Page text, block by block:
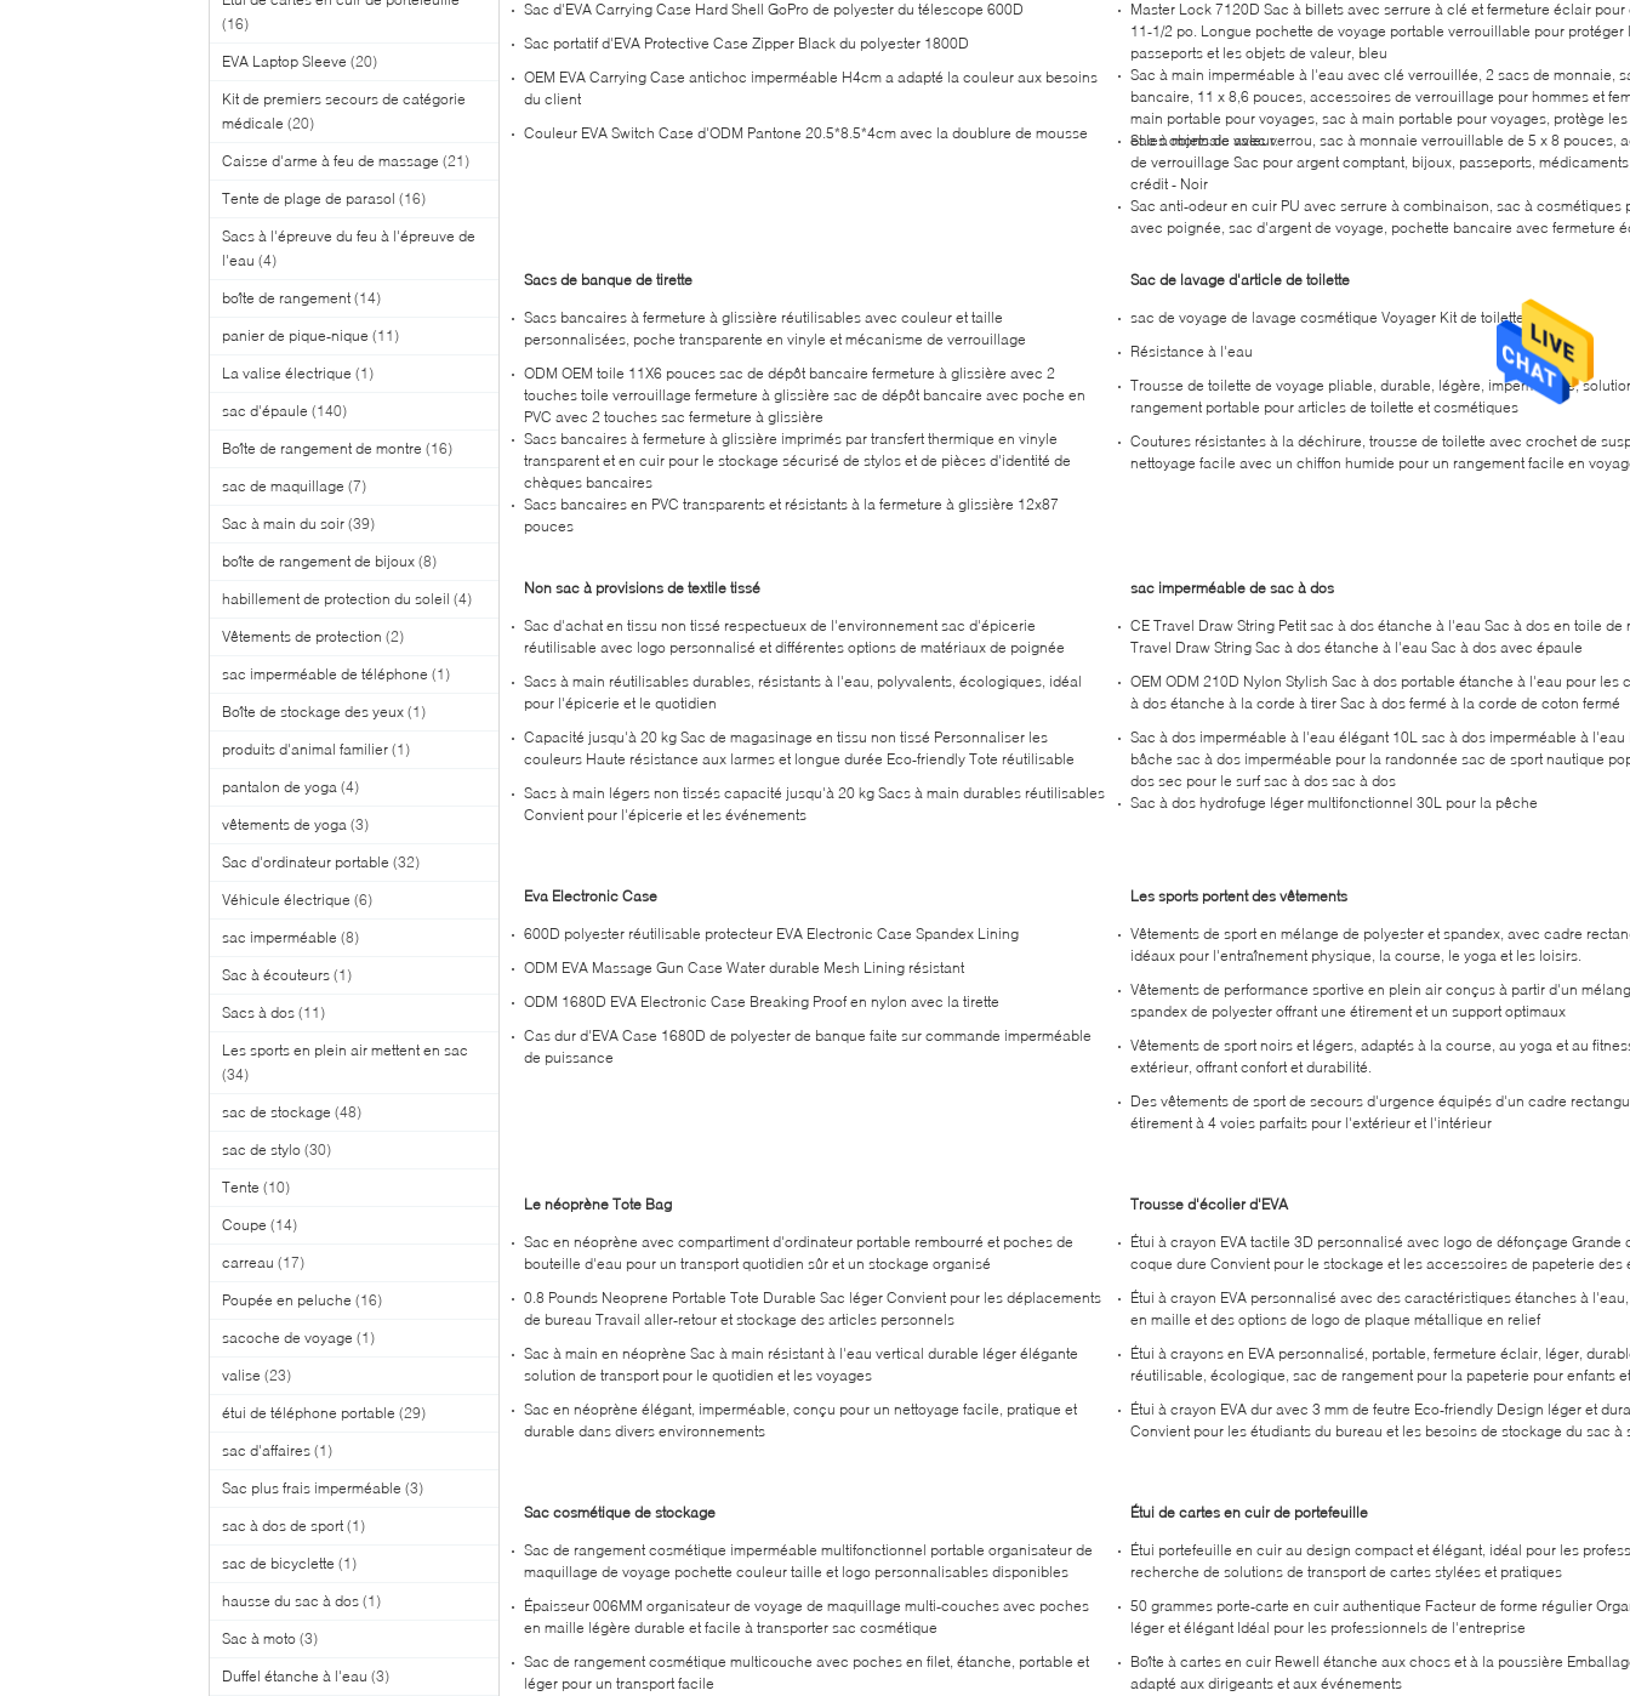
(16)
EVA Laptop Sleeve (20)
Kit de premiers secours de catégorie
médicale (20)
Caisse d'arme à feu de massage (21)
Tente de plage de parasol (16)
Sacs à l'épreuve du feu à l'épreuve de
l'eau (4)
boîte de rangement (14)
panier de pique-nique (11)
La valise électrique (1)
sac d'épaule (140)
Boîte de rangement de montre (16)
sac de maquillage (7)
Sac à main du soir (39)
boîte de rangement de bijoux (8)
habillement de protection du soleil (4)
Vêtements de protection (2)
sac imperméable de téléphone (1)
Boîte de stockage des yeux (1)
produits d'animal familier (1)
pantalon de yoga (4)
vêtements de yoga (3)
Sac d'ordinateur portable (32)
Véhicule électrique (6)
sac imperméable (8)
Sac à écouteurs (1)
Sacs à dos (11)
Les sports en plein air mettent en sac
(34)
sac de stockage (48)
sac de stylo (30)
Tente (10)
Coupe (14)
carreau (17)
Poupée en peluche (16)
sacoche de voyage (1)
valise (23)
étui de téléphone portable (29)
sac d'affaires (1)
Sac plus frais imperméable (3)
sac à dos de sport (1)
sac de bicyclette (1)
hausse du sac à dos (1)
Sac à moto (3)
Duffel étanche à l'eau (3)
Sac d'EVA Carrying Case Hard Shell GoPro de polyester du télescope 600D
Sac portatif d'EVA Protective Case Zipper Black du polyester 1800D
OEM EVA Carrying Case antichoc imperméable H4cm a adapté la couleur aux besoins
du client
Couleur EVA Switch Case d'ODM Pantone 20.5*8.5*4cm avec la doublure de mousse
Master Lock 7120D Sac à billets avec serrure à clé et fermeture éclair pour
11-1/2 po. Longue pochette de voyage portable verrouillable pour protéger
passeports et les objets de valeur, bleu
Sac à main imperméable à l'eau avec clé verrouillée, 2 sacs de monnaie,
bancaire, 11 x 8,6 pouces, accessoires de verrouillage pour hommes et
main portable pour voyages, sac à main portable pour voyages, protège
et les objets de valeur.
Sac à monnaie avec verrou, sac à monnaie verrouillable de 5 x 8 pouces,
de verrouillage Sac pour argent comptant, bijoux, passeports,
crédit - Noir
Sac anti-odeur en cuir PU avec serrure à combinaison, sac à cosmétiques
avec poignée, sac d'argent de voyage, pochette bancaire avec fermeture
Sacs de banque de tirette
Sacs bancaires à fermeture à glissière réutilisables avec couleur et taille
personnalisées, poche transparente en vinyle et mécanisme de verrouillage
ODM OEM toile 11X6 pouces sac de dépôt bancaire fermeture à glissière avec 2
touches toile verrouillage fermeture à glissière sac de dépôt bancaire avec poche en
PVC avec 2 touches sac fermeture à glissière
Sacs bancaires à fermeture à glissière imprimés par transfert thermique en vinyle
transparent et en cuir pour le stockage sécurisé de stylos et de pièces d'identité de
chèques bancaires
Sacs bancaires en PVC transparents et résistants à la fermeture à glissière 12x87
pouces
Sac de lavage d'article de toilette
sac de voyage de lavage cosmétique Voyager Kit de toilettes sac
Résistance à l'eau
Trousse de toilette de voyage pliable, durable, légère, imperméable,
rangement portable pour articles de toilette et cosmétiques
Coutures résistantes à la déchirure, trousse de toilette avec crochet de
nettoyage facile avec un chiffon humide pour un rangement facile en
Non sac à provisions de textile tissé
Sac d'achat en tissu non tissé respectueux de l'environnement sac d'épicerie
réutilisable avec logo personnalisé et différentes options de matériaux de poignée
Sacs à main réutilisables durables, résistants à l'eau, polyvalents, écologiques, idéal
pour l'épicerie et le quotidien
Capacité jusqu'à 20 kg Sac de magasinage en tissu non tissé Personnaliser les
couleurs Haute résistance aux larmes et longue durée Eco-friendly Tote réutilisable
Sacs à main légers non tissés capacité jusqu'à 20 kg Sacs à main durables réutilisables
Convient pour l'épicerie et les événements
sac imperméable de sac à dos
CE Travel Draw String Petit sac à dos étanche à l'eau Sac à dos en toile de
Travel Draw String Sac à dos étanche à l'eau Sac à dos avec épaule
OEM ODM 210D Nylon Stylish Sac à dos portable étanche à l'eau pour les
à dos étanche à la corde à tirer Sac à dos fermé à la corde de coton fermé
Sac à dos imperméable à l'eau élégant 10L sac à dos imperméable à l'eau
bâche sac à dos imperméable pour la randonnée sac de sport nautique
dos sec pour le surf sac à dos sac à dos
Sac à dos hydrofuge léger multifonctionnel 30L pour la pêche
Eva Electronic Case
600D polyester réutilisable protecteur EVA Electronic Case Spandex Lining
ODM EVA Massage Gun Case Water durable Mesh Lining résistant
ODM 1680D EVA Electronic Case Breaking Proof en nylon avec la tirette
Cas dur d'EVA Case 1680D de polyester de banque faite sur commande imperméable
de puissance
Les sports portent des vêtements
Vêtements de sport en mélange de polyester et spandex, avec cadre
idéaux pour l'entraînement physique, la course, le yoga et les loisirs.
Vêtements de performance sportive en plein air conçus à partir d'un
spandex de polyester offrant une étirement et un support optimaux
Vêtements de sport noirs et légers, adaptés à la course, au yoga et au
extérieur, offrant confort et durabilité.
Des vêtements de sport de secours d'urgence équipés d'un cadre
étirement à 4 voies parfaits pour l'extérieur et l'intérieur
Le néoprène Tote Bag
Sac en néoprène avec compartiment d'ordinateur portable rembourré et poches de
bouteille d'eau pour un transport quotidien sûr et un stockage organisé
0.8 Pounds Neoprene Portable Tote Durable Sac léger Convient pour les déplacements
de bureau Travail aller-retour et stockage des articles personnels
Sac à main en néoprène Sac à main résistant à l'eau vertical durable léger élégante
solution de transport pour le quotidien et les voyages
Sac en néoprène élégant, imperméable, conçu pour un nettoyage facile, pratique et
durable dans divers environnements
Trousse d'écolier d'EVA
Étui à crayon EVA tactile 3D personnalisé avec logo de défonçage Grande
coque dure Convient pour le stockage et les accessoires de papeterie des
Étui à crayon EVA personnalisé avec des caractéristiques étanches à
en maille et des options de logo de plaque métallique en relief
Étui à crayons en EVA personnalisé, portable, fermeture éclair, léger,
réutilisable, écologique, sac de rangement pour la papeterie pour enfants
Étui à crayon EVA dur avec 3 mm de feutre Eco-friendly Design léger et
Convient pour les étudiants du bureau et les besoins de stockage du sac à
Sac cosmétique de stockage
Sac de rangement cosmétique imperméable multifonctionnel portable organisateur de
maquillage de voyage pochette couleur taille et logo personnalisables disponibles
Épaisseur 006MM organisateur de voyage de maquillage multi-couches avec poches
en maille légère durable et facile à transporter sac cosmétique
Sac de rangement cosmétique multicouche avec poches en filet, étanche, portable et
léger pour un transport facile
Étui de cartes en cuir de portefeuille
Étui portefeuille en cuir au design compact et élégant, idéal pour les
recherche de solutions de transport de cartes stylées et pratiques
50 grammes porte-carte en cuir authentique Facteur de forme régulier
léger et élégant Idéal pour les professionnels de l'entreprise
Boîte à cartes en cuir Rewell étanche aux chocs et à la poussière
adapté aux dirigeants et aux événements